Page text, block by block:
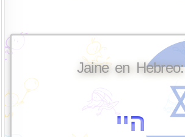
Jaine en Hebreo:
היי